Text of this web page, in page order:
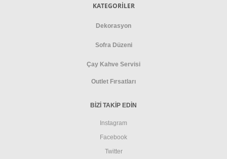
KATEGORİLER
Dekorasyon
Sofra Düzeni
Çay Kahve Servisi
Outlet Fırsatları
BİZİ TAKİP EDİN
Instagram
Facebook
Twitter